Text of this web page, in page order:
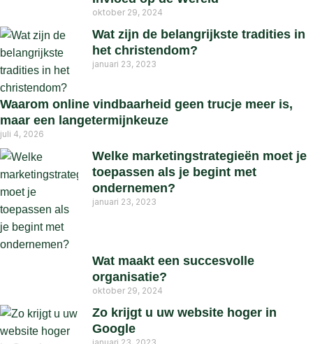
oktober 29, 2024
Wat zijn de belangrijkste tradities in
het christendom?
januari 23, 2023
Waarom online vindbaarheid geen trucje meer is,
maar een langetermijnkeuze
juli 4, 2026
Welke marketingstrategieën moet je
toepassen als je begint met
ondernemen?
januari 23, 2023
Wat maakt een succesvolle
organisatie?
oktober 29, 2024
Zo krijgt u uw website hoger in
Google